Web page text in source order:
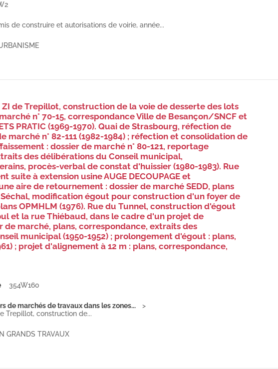
de construire et autorisations de voirie, année...
ZI de Trepillot, construction de la voie de desserte des lots
n° 70-15, correspondance Ville de Besançon/SNCF et
PRATIC (1969-1970). Quai de Strasbourg, réfection de
marché n° 82-111 (1982-1984) ; réfection et consolidation de
: dossier de marché n° 80-121, reportage
des délibérations du Conseil municipal,
procès-verbal de constat d'huissier (1980-1983). Rue
suite à extension usine AUGE DECOUPAGE et
aire de retournement : dossier de marché SEDD, plans
Séchal, modification égout pour construction d'un foyer de
OPMHLM (1976). Rue du Tunnel, construction d'égout
et la rue Thiébaud, dans le cadre d'un projet de
de marché, plans, correspondance, extraits des
municipal (1950-1952) ; prolongement d'égout : plans,
; projet d'alignement à 12 m : plans, correspondance,
354W160
de marchés de travaux dans les zones...
Trepillot, construction de...
GRANDS TRAVAUX